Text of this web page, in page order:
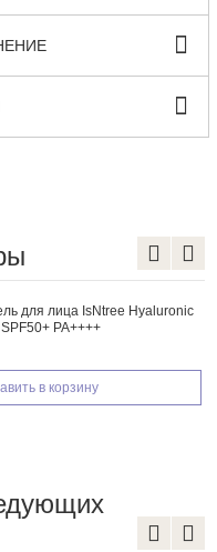
для лица IsNtree Hyaluronic
PA++++
в корзину